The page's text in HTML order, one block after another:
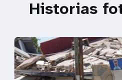
Historias